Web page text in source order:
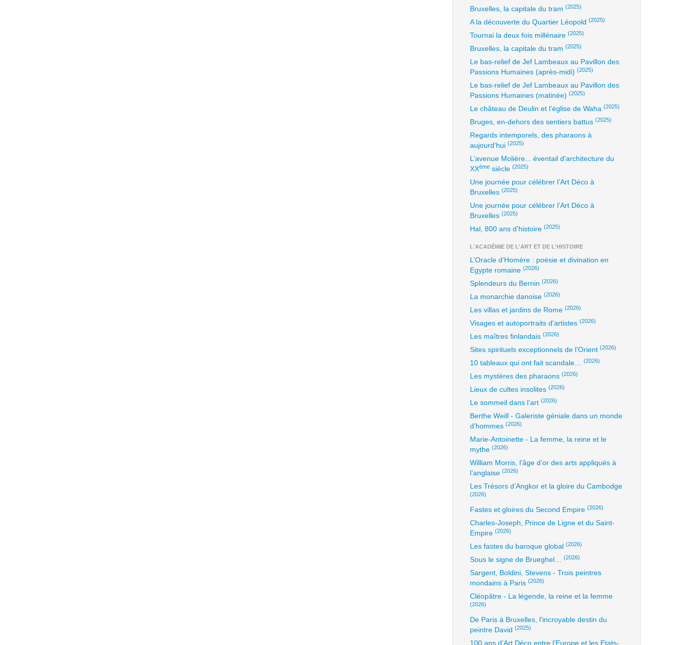
Bruxelles, la capitale du tram (2025)
A la découverte du Quartier Léopold (2025)
Tournai la deux fois millénaire (2025)
Bruxelles, la capitale du tram (2025)
Le bas-relief de Jef Lambeaux au Pavillon des
Passions Humaines (après-midi) (2025)
Le bas-relief de Jef Lambeaux au Pavillon des
Passions Humaines (matinée) (2025)
Le château de Deulin et l’église de Waha (2025)
Bruges, en-dehors des sentiers battus (2025)
Regards intemporels, des pharaons à
aujourd’hui (2025)
L’avenue Molière... éventail d'architecture du
XXème siècle (2025)
Une journée pour célébrer l’Art Déco à
Bruxelles (2025)
Une journée pour célébrer l’Art Déco à
Bruxelles (2025)
Hal, 800 ans d’histoire (2025)
L'ACADÉMIE DE L'ART ET DE L'HISTOIRE
L’Oracle d’Homère : poésie et divination en
Egypte romaine (2026)
Splendeurs du Bernin (2026)
La monarchie danoise (2026)
Les villas et jardins de Rome (2026)
Visages et autoportraits d'artistes (2026)
Les maîtres finlandais (2026)
Sites spirituels exceptionnels de l’Orient (2026)
10 tableaux qui ont fait scandale… (2026)
Les mystères des pharaons (2026)
Lieux de cultes insolites (2026)
Le sommeil dans l’art (2026)
Berthe Weill - Galeriste géniale dans un monde
d’hommes (2026)
Marie-Antoinette - La femme, la reine et le
mythe (2026)
William Morris, l’âge d’or des arts appliqués à
l’anglaise (2026)
Les Trésors d’Angkor et la gloire du Cambodge
(2026)
Fastes et gloires du Second Empire (2026)
Charles-Joseph, Prince de Ligne et du Saint-
Empire (2026)
Les fastes du baroque global (2026)
Sous le signe de Brueghel… (2026)
Sargent, Boldini, Stevens - Trois peintres
mondains à Paris (2026)
Cléopâtre - La légende, la reine et la femme
(2026)
De Paris à Bruxelles, l'incroyable destin du
peintre David (2025)
100 ans d’Art Déco entre l’Europe et les Etats-